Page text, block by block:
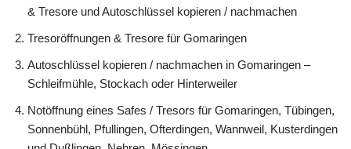
& Tresore und Autoschlüssel kopieren / nachmachen
Tresoröffnungen & Tresore für Gomaringen
Autoschlüssel kopieren / nachmachen in Gomaringen –
Schleifmühle, Stockach oder Hinterweiler
Notöffnung eines Safes / Tresors für Gomaringen, Tübingen,
Sonnenbühl, Pfullingen, Ofterdingen, Wannweil, Kusterdingen